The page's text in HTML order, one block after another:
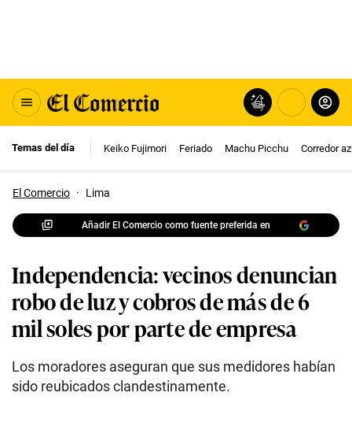
Temas del día Keiko Fujimori Feriado Machu Picchu Corredor
El Comercio · Lima
Añadir El Comercio como fuente preferida en
Independencia: vecinos denuncian
robo de luz y cobros de más de 6
mil soles por parte de empresa
Los moradores aseguran que sus medidores habían
sido reubicados clandestinamente.